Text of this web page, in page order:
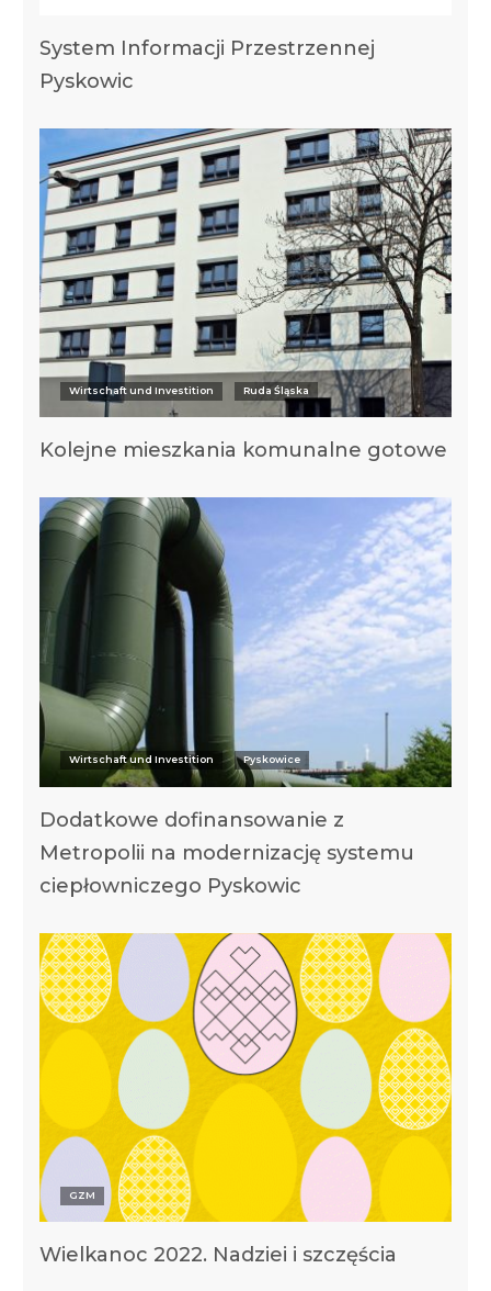
System Informacji Przestrzennej
Pyskowic
Wirtschaft und Investition Ruda Śląska
Kolejne mieszkania komunalne gotowe
Wirtschaft und Investition Pyskowice
Dodatkowe dofinansowanie z
Metropolii na modernizację systemu
ciepłowniczego Pyskowic
GZM
Wielkanoc 2022. Nadziei i szczęścia